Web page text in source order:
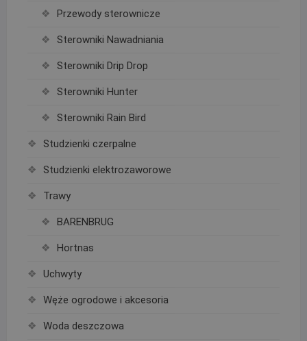
Przewody sterownicze
Sterowniki Nawadniania
Sterowniki Drip Drop
Sterowniki Hunter
Sterowniki Rain Bird
Studzienki czerpalne
Studzienki elektrozaworowe
Trawy
BARENBRUG
Hortnas
Uchwyty
Węże ogrodowe i akcesoria
Woda deszczowa